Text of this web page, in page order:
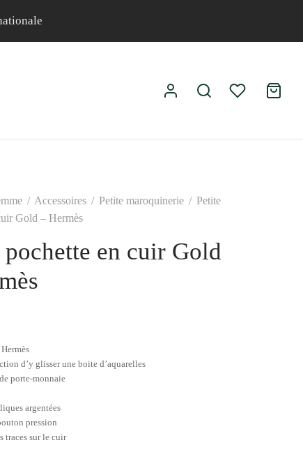
/ Accessoires / Petite maroquinerie / Petite
Gold – Hermès
pochette en cuir Gold
d’y glisser une boite d’aquarelles
porte-monnaie
argentées
pression
traces sur le cuir